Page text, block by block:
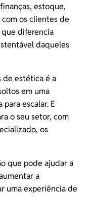
estoque,
os clientes de
diferencia
daqueles
de estética é a
em uma
escalar. E
o seu setor, com
os
que pode ajudar a
a
uma experiência de